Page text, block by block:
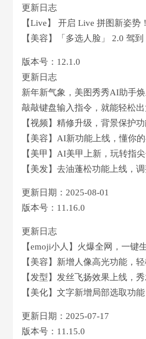
更新日志
【Live】 开启 Live 拼图新姿
【美容】「多选人脸」 2.0 驾
版本号：12.1.0
更新日志
新年新气象，美图秀秀AI助手焕
敲敲键盘输入指令，就能轻松出
【视频】精修升级，背景保护
【美容】AI新功能上线，懂你
【美甲】AI美甲上新，玩转指尖
【美发】去油蓬松功能上线，
更新日期：2025-08-01
版本号：11.16.0
更新日志
【emoji小人】火爆全网，一键
【美容】新增人像高光功能，
【发型】发丝飞扬效果上线，
【美化】文字新增局部选取功
更新日期：2025-07-17
版本号：11.15.0